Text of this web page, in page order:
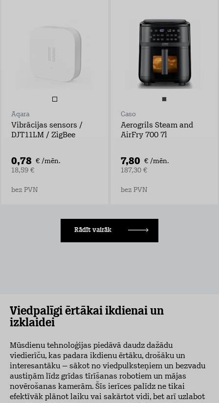
Aqara
Vibrācijas sensors /
DJT11LM / ZigBee
0,78 € /mēn.
18,59 €
bez PVN
Caso
Aerogrils Steam and
AirFry 700 7l
7,80 € /mēn.
187,30 €
bez PVN
Rādīt vairāk
Viedpalīgi ērtākai ikdienai un
izklaidei
Mūsdienu tehnoloģijas piedāvā daudz dažādu
viedierīču, kas padara ikdienu ērtāku, drošāku un
interesantāku – sākot no viedpulksteņiem un bezvadu
austiņām līdz grīdas tīrīšanas robotiem un mājas
novērošanas kamerām. Šīs ierīces palīdz ne tikai
efektīvāk plānot laiku vai sakārtot vidi, bet arī uzlabot